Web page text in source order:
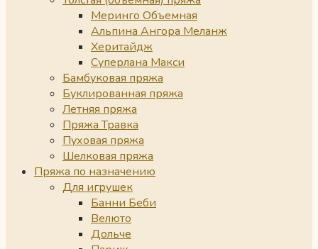
Меринго Объемная
Альпина Ангора Меланж
Херитайдж
Суперлана Макси
Бамбуковая пряжа
Буклированная пряжа
Летняя пряжа
Пряжа Травка
Пуховая пряжа
Шелковая пряжа
Пряжа по назначению
Для игрушек
Банни Беби
Велюто
Дольче